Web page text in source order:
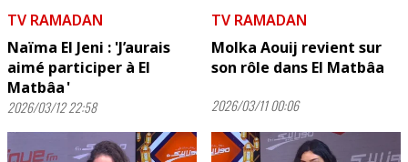
TV RAMADAN
Naïma El Jeni : 'J’aurais
aimé participer à El
Matbâa '
2026/03/12 22:58
TV RAMADAN
Molka Aouij revient sur
son rôle dans El Matbâa
2026/03/11 00:06